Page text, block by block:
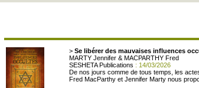
> Se libérer des mauvaises influences
MARTY Jennifer & MACPARTHY Fred
SESHETA Publications : 14/03/2026
De nos jours comme de tous temps, les
Fred MacParthy et Jennifer Marty nous